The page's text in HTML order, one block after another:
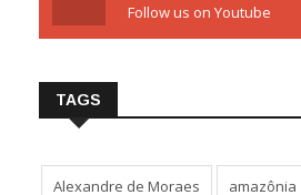
Follow us on Youtube
TAGS
Alexandre de Moraes amazônia